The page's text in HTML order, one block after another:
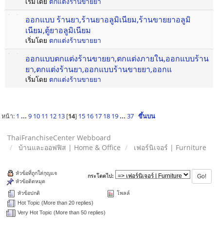
ออกแบบ ร้านยา,ร้านยาอลูมิเนียม,ร้านขายยาอลูมิ
เนียม,ตู้ยาอลูมิเนียม
เริ่มโดย ตกแต่งร้านขายยา
ออกแบบตกแต่งร้านขายยา,ตกแต่งภายใน,ออกแบบร้าน
ยา,ตกแต่งร้านยา,ออกแบบร้านขายยา,ออกแ
เริ่มโดย ตกแต่งร้านขายยา
หน้า: 1 ... 9 10 11 12 13[14] 15 16 17 18 19 ... 37 ขึ้นบน
ThaiFranchiseCenter Webboard
บ้านและออฟฟิส | Home & Office
เฟอร์นิเจอร์ | Furniture
กระโดดไป:
หัวข้อปกติ
Hot Topic (More than 20 replies)
Very Hot Topic (More than 50 replies)
หัวข้อที่ถูกใส่กุญแจ
หัวข้อติดหมุด
โพลล์